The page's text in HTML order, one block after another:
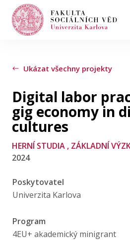
Hledat
Když jsou k dispozici
Události
Projekty
Ocenění
Blog
Publikace
Ukázat všechny projekty
Digital labor
gig economy in
cultures
HERNÍ STUDIA , ZÁKLADNÍ
2024
Poskytovatel
Univerzita Karlova
Program
4EU+ akademický minigrant